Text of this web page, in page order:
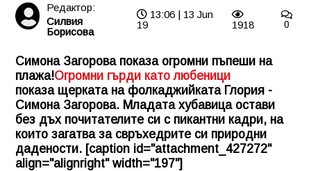
Редактор:
Силвия
Борисова
13:06 | 13 Jun
19
1918 0
Симона Загорова показа огромни пъпеши на
плажа!Огромни гърди като любеници
показа щерката на фолкаджийката Глория -
Симона Загорова. Младата хубавица остави
без дъх почитателите си с пикантни кадри, на
които загатва за свръхедрите си природни
дадености. [caption id="attachment_427272"
align="alignright" width="197"]